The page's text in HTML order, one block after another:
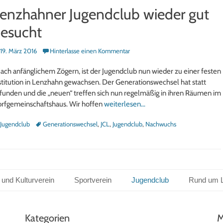
Jugendclub wieder gut
19. März 2016 Hinterlasse einen Kommentar
anfänglichem Zögern, ist der Jugendclub nun wieder zu einer festen
in Lenzhahn gewachsen. Der Generationswechsel hat statt
und die „neuen“ treffen sich nun regelmäßig in ihren Räumen im
Wir hoffenweiterlesen…
Jugendclub Schlagworte
Generationswechsel, JCL, Jugendclub, Nachwuchs
Kulturverein Sportverein Jugendclub Rund um
Kategorien